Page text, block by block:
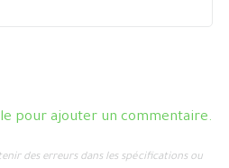
pour ajouter un commentaire.
des erreurs dans les spécifications ou